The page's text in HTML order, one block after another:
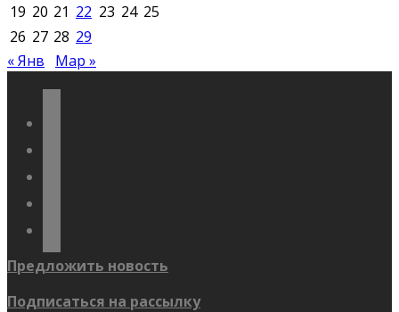
19 20 21 22 23 24 25
26 27 28 29
« Янв
Мар »
Предложить новость
Подписаться на рассылку